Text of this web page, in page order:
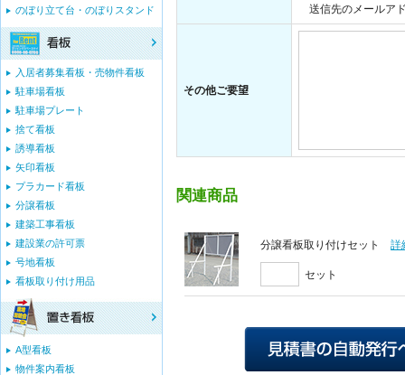
送信先のメールア
その他ご要望
関連商品
分譲看板取り付けセット 詳
セット
のぼり立て台・のぼりスタンド
入居者募集看板・売物件看板
駐車場看板
駐車場プレート
捨て看板
誘導看板
矢印看板
プラカード看板
分譲看板
建築工事看板
建設業の許可票
号地看板
看板取り付け用品
A型看板
物件案内看板